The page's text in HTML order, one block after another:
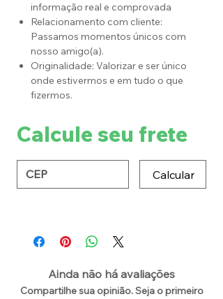
informação real e comprovada
Relacionamento com cliente:
Passamos momentos únicos com
nosso amigo(a).
Originalidade: Valorizar e ser único
onde estivermos e em tudo o que
fizermos.
Calcule seu frete
Calcular
Ainda não há avaliações
Compartilhe sua opinião. Seja o primeiro